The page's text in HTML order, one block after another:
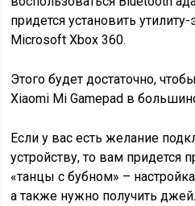
придется установить
Microsoft Xbox 360.
Этого будет достаточно,
Xiaomi Mi Gamepad в
Если у вас есть желание
устройству, то вам придется
«танцы с бубном» –
а также нужно получить